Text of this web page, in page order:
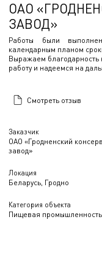
Заказчик
ОАО «Гродненский
завод»
Локация
Беларусь, Гродно
Категория объекта
Пищевая промышленность
ОАО
ЗАВОД»
Работы были
календарным планом
Выражаем
работу и надеемся на
Смотреть отзыв